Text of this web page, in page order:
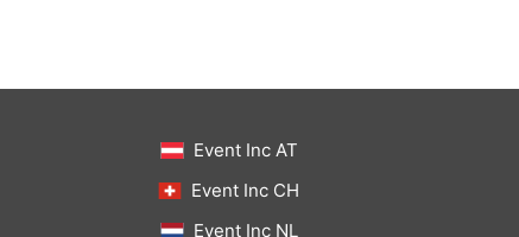
Event Inc AT
Event Inc CH
Event Inc NL